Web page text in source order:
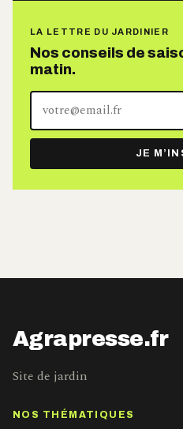
LA LETTRE DU JARDINIER
Nos conseils de
matin.
Votre
adresse
e-
mail
JE
Agrapresse.fr
Site de jardin
NOS THÉMATIQUES